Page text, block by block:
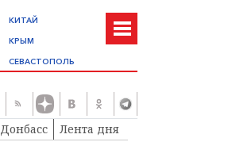
КИТАЙ
КРЫМ
СЕВАСТОПОЛЬ
Донбасс
Лента дня